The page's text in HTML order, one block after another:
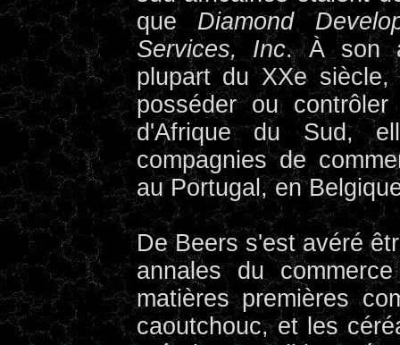
queDiamond
Services, Inc. À son
plupart du XXe
posséder ou
d'Afrique du Sud,
compagnies de
au Portugal, en
De Beers s'est avéré
annales du
matières premières
caoutchouc, et les